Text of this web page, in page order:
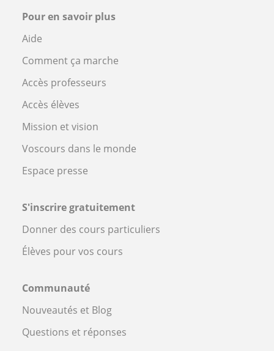
Pour en savoir plus
Aide
Comment ça marche
Accès professeurs
Accès élèves
Mission et vision
Voscours dans le monde
Espace presse
S'inscrire gratuitement
Donner des cours particuliers
Élèves pour vos cours
Communauté
Nouveautés et Blog
Questions et réponses